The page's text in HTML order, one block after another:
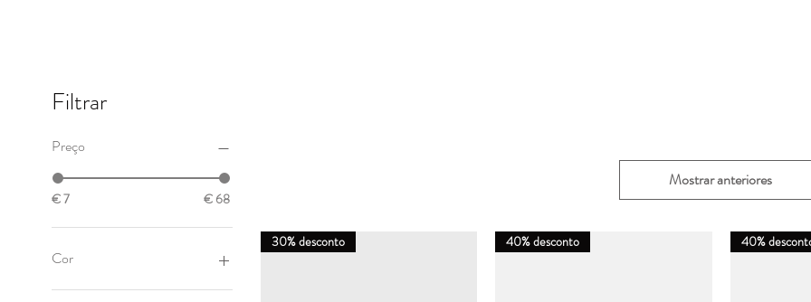
Filtrar
Preço
€ 7 € 68
Cor
Mostrar anteriores
30% desconto 40% desconto 40%